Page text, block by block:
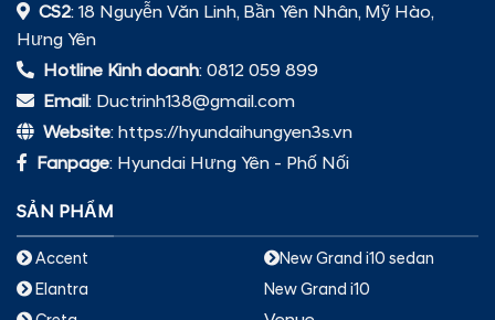
CS2: 18 Nguyễn Văn Linh, Bần Yên Nhân, Mỹ Hào,
Hưng Yên
Hotline Kinh doanh: 0812 059 899
Email: Ductrinh138@gmail.com
Website: https://hyundaihungyen3s.vn
Fanpage: Hyundai Hưng Yên - Phố Nối
SẢN PHẨM
Accent
Elantra
New Grand i10 sedan
New Grand i10